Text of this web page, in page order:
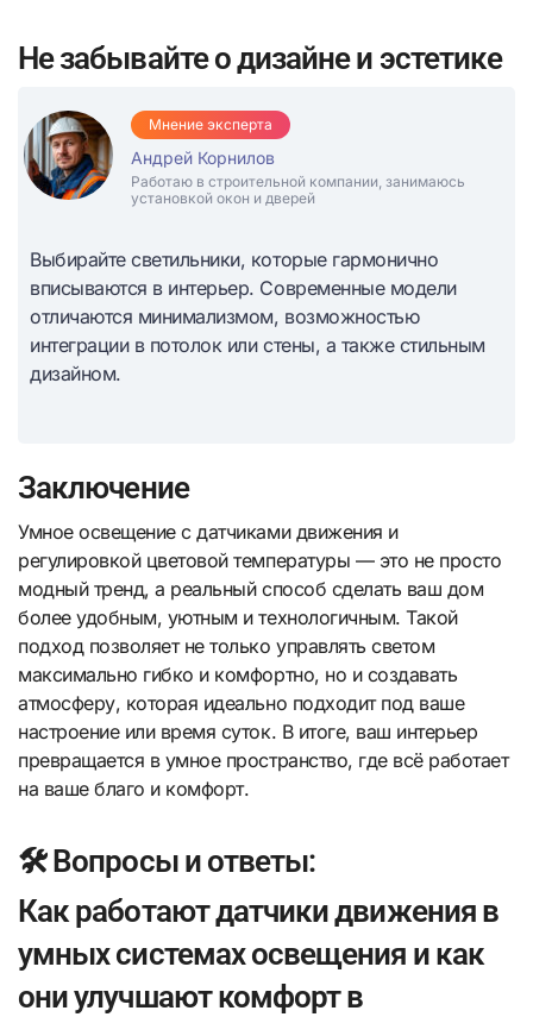
Не забывайте о дизайне и эстетике
Мнение эксперта
Андрей Корнилов
Работаю в строительной компании, занимаюсь
установкой окон и дверей
Выбирайте светильники, которые гармонично
вписываются в интерьер. Современные модели
отличаются минимализмом, возможностью
интеграции в потолок или стены, а также стильным
дизайном.
Заключение
Умное освещение с датчиками движения и
регулировкой цветовой температуры — это не просто
модный тренд, а реальный способ сделать ваш дом
более удобным, уютным и технологичным. Такой
подход позволяет не только управлять светом
максимально гибко и комфортно, но и создавать
атмосферу, которая идеально подходит под ваше
настроение или время суток. В итоге, ваш интерьер
превращается в умное пространство, где всё работает
на ваше благо и комфорт.
🛠️ Вопросы и ответы:
Как работают датчики движения в
умных системах освещения и как
они улучшают комфорт в